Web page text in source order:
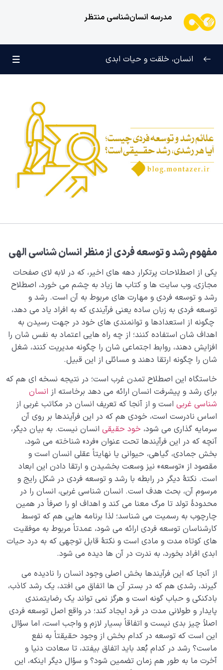
مدرسه انسان‌شناسی منتظر
علائم رشد و توسعه فردی چیست؛ آیا هر رشدی، رشد حقیقی
است؟
چرا به الگویی برای رسیدن به هدف خلقت نیاز داریم؟
حق چیست؛ مصادیق حق کدامند و چگونه می‌توان تابع
چرا دین داریم؛ دین مخاطب کدام بخش از وجود ماست؟
چرا آفریده شده‌ایم؟
راز شادی و آرامش پایدار 0/13
خانواده آسمانی انسان 0/13
مهندسی نفس و تربیت روح 0/11
بلوغ کودک عزیز روان
قضا و قدر و اختیار 0/13
ابتلاء و امتحان در زندگی 0/26
شیطان دشمن آشکار 0/14
بیماری‌های پنهان روح 0/15
شناخت بهشت و جهنم 0/22
نگاه ابدی و آمادگی برای آخرت 0/14
از خیال تا سلامت قلب 0/31
انسان در مرکز آفرینش
دیدار جهان غیب 0/9
انسان، خلقت و حیات ابدی
مفهوم رشد و توسعه فردی از منظر انسان‌ شناسی الهی
یکی از اصطلاحات پرتکرار دهه های اخیر، که در لابه لای صفحات
مجازی، وب سایت ها و کتاب ها زیاد به چشم می خورد، اصطلاح
رشد و توسعه فردی و مهارت های مربوط به آن است. رشد و
توسعه فردی به زبان ساده یعنی فرآیندی که به افراد یاد می دهد،
چگونه از استعدادها و توانمندی های خود در جهت رسیدن به
اهداف شان استفاده کنند؛ از چه راه هایی اعتماد به نفس شان را
افزایش دهند، روابط اجتماعی شان را چگونه مدیریت کنند، شغل
شان را چگونه ارتقا دهند و مسائلی از این قبیل.
خاستگاه این اصطلاح تمدن غرب است؛ در نتیجه نسخه ای هم که
برای رشد و پیشرفت انسان ارائه می دهد برخاسته از انسان
شناسی غربی است و از آنجا که تعریف انسان در مکاتب غربی از
اساس نادرست است، خودی هم که در این فرآیندها بر روی آن
سرمایه گذاری می شود، خود حقیقی انسان نیست. به بیان دیگر،
آنچه که در این فرآیندها تحت عنوان «فرد» شناخته می شود،
بخش جمادی، گیاهی، حیوانی یا نهایتاً عقلی انسان است و
مقصود از «توسعه» نیز وسعت بخشیدن و ارتقا دادن این ابعاد
است. نکتۀ دیگر در رابطه با رشد و توسعه فردی در شکل رایج و
مرسوم آن، بحث هدف است. انسان شناسی غربی، انسان را در
محدودۀ تولد تا مرگ معنا می کند و اهداف او را صرفاً در همین
چارچوب به رسمیت می شناسد؛ لذا برنامه هایی هم که توسط
کارشناسان توسعه فردی ارائه می شود، عمدتاً مربوط به موفقیت
های کوتاه مدت و مادی است و نکتۀ قابل توجهی که به درد حیات
ابدی افراد بخورد، به ندرت در آن ها دیده می شود.
از آنجا که این فرآیندها بخش اصلی وجود انسان را نادیده می
گیرند، رشدی هم که در بستر آن ها اتفاق می افتد، یک رشد کاذب،
بادکنکی و حباب گونه است و هرگز نمی تواند یک رضایتمندی
پایدار و طولانی مدت در فرد ایجاد کند؛ در واقع اصل توسعه فردی
اصلاً چیز بدی نیست و اتفاقاً بسیار لازم و واجب است، اما سؤال
این است که توسعه در کدام بخش از وجود حقیقتاً به نفع
ماست؟ رشد در کدام بُعد باید اتفاق بیفتد، تا سعادت دنیا و
آخرت ما به طور هم زمان تضمین شود؟ و سؤال دیگر اینکه، این